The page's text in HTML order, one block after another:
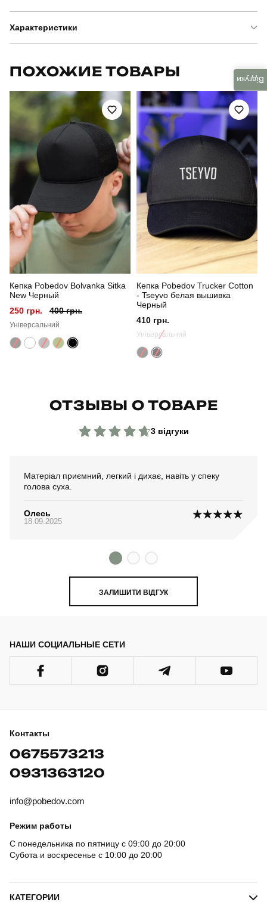
Характеристики
Артикул HWcp1514Lwh
Призначення для повсякденного носіння
Стиль повсякденний
Сезон
ПОХОЖИЕ ТОВАРЫ
Кепка Pobedov Bolvanka Sitka
New Черный
250 грн.
400 грн.
Універсальний
Кепка Pobedov Trucker Cotton
- Tseyvo белая вышивка
Черный
410 грн.
Універсальний
ОТЗЫВЫ О ТОВАРЕ
Відгуки
3 відгуки
Матеріал приємний, легкий і дихає, навіть у спеку
голова суха.
Олесь
18.09.2025
ЗАЛИШИТИ ВІДГУК
НАШИ СОЦИАЛЬНЫЕ СЕТИ
Контакты
0675573213
0931363120
info@pobedov.com
Режим работы
С понедельника по пятницу с 09:00 до 20:00
Субота и воскресенье с 10:00 до 20:00
КАТЕГОРИИ